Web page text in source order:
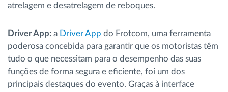
atrelagem e desatrelagem de reboques.
Driver App: a Driver App do Frotcom, uma ferramenta
poderosa concebida para garantir que os motoristas têm
tudo o que necessitam para o desempenho das suas
funções de forma segura e eficiente, foi um dos
principais destaques do evento. Graças à interface